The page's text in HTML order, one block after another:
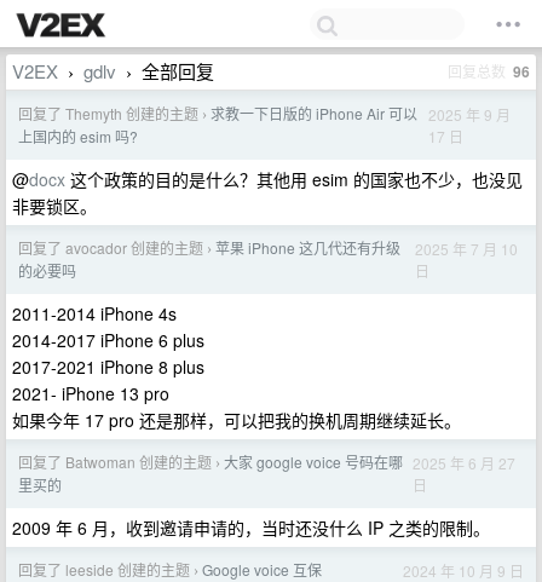
V2EX › gdlv › 全部回复 回复总数 96
回复了 Themyth 创建的主题 › 求教一下日版的 iPhone Air 可以
上国内的 esim 吗?
2025 年 9 月
17 日
@docx 这个政策的目的是什么？其他用 esim 的国家也不少，也没见
非要锁区。
回复了 avocador 创建的主题 › 苹果 iPhone 这几代还有升级
的必要吗
2025 年 7 月 10
日
2011-2014 iPhone 4s
2014-2017 iPhone 6 plus
2017-2021 iPhone 8 plus
2021- iPhone 13 pro
如果今年 17 pro 还是那样，可以把我的换机周期继续延长。
回复了 Batwoman 创建的主题 › 大家 google voice 号码在哪
里买的
2025 年 6 月 27
日
2009 年 6 月，收到邀请申请的，当时还没什么 IP 之类的限制。
回复了 leeside 创建的主题 › Google voice 互保 2024 年 10 月 9 日